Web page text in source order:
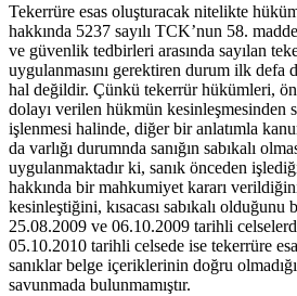
Tekerrüre esas oluşturacak nitelikte
hakkında 5237 sayılı TCK’nun 58.
ve güvenlik tedbirleri arasında sayılan
uygulanmasını gerektiren durum ilk defa
hal değildir. Çünkü tekerrür hükümleri,
dolayı verilen hükmün kesinleşmesinden
işlenmesi halinde, diğer bir anlatımla
da varlığı durumnda sanığın sabıkalı
uygulanmaktadır ki, sanık önceden
hakkında bir mahkumiyet kararı
kesinleştiğini, kısacası sabıkalı
25.08.2009 ve 06.10.2009 tarihli
05.10.2010 tarihli celsede ise tekerrüre
sanıklar belge içeriklerinin doğru
savunmada bulunmamıştır.